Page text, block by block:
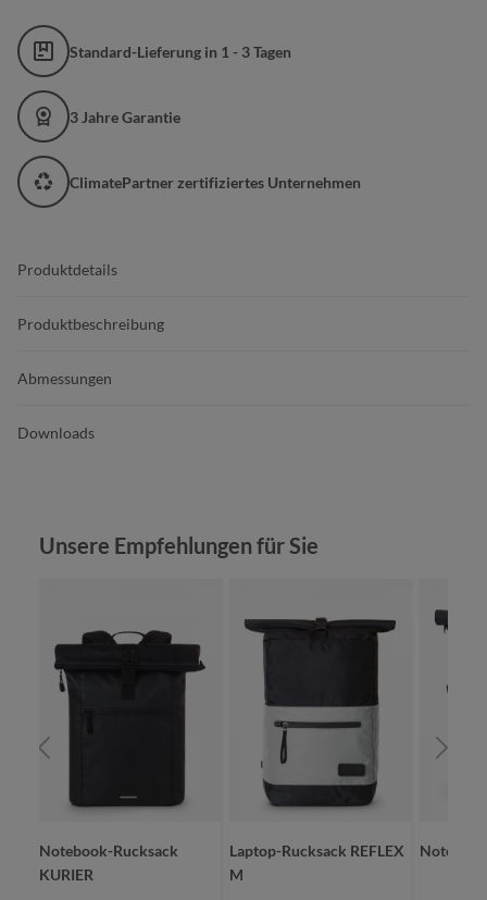
Standard-Lieferung in 1 - 3 Tagen
3 Jahre Garantie
ClimatePartner zertifiziertes Unternehmen
Produktdetails
Produktbeschreibung
Abmessungen
Downloads
Produktgalerie überspringen
Unsere Empfehlungen für Sie
Notebook-Rucksack
KURIER
Laptop-Rucksack REFLEX
M